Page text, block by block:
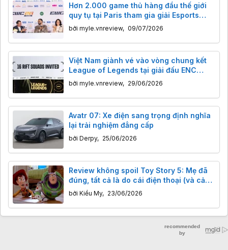
Hơn 2.000 game thủ hàng đầu thế giới
quy tụ tại Paris tham gia giải Esports
World Cup 2026
bởi myle.vnreview, 09/07/2026
Việt Nam giành vé vào vòng chung kết
League of Legends tại giải đấu ENC
2026
bởi myle.vnreview, 29/06/2026
Avatr 07: Xe điện sang trọng định nghĩa
lại trải nghiệm đẳng cấp
bởi Derpy, 25/06/2026
Review không spoil Toy Story 5: Mẹ đã
đúng, tất cả là do cái điện thoại (và cả
máy tính bảng)
bởi Kiều My, 23/06/2026